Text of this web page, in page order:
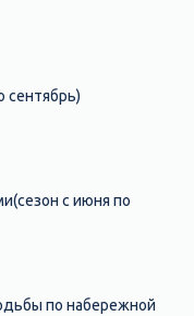
сентябрь)
с июня по
по набережной